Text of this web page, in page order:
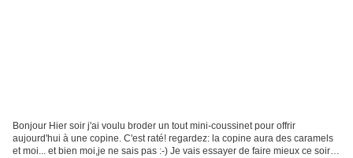
Bonjour Hier soir j'ai voulu broder un tout mini-coussinet pour offrir
aujourd'hui à une copine. C'est raté! regardez: la copine aura des caramels
et moi... et bien moi,je ne sais pas :-) Je vais essayer de faire mieux ce soir et